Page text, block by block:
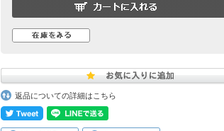
返品についての詳細はこちら